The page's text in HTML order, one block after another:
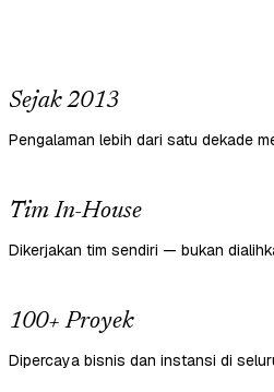
Sejak 2013
Pengalaman lebih dari satu dekade
Tim In-House
Dikerjakan tim sendiri — bukan
100+ Proyek
Dipercaya bisnis dan instansi di